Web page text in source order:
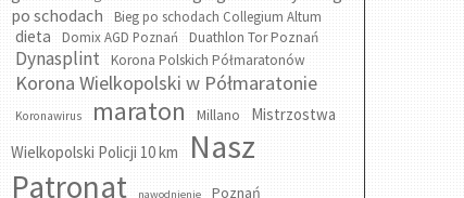
po schodach
Bieg po schodach Collegium Altum
dieta Domix AGD Poznań Duathlon Tor Poznań
Dynasplint Korona Polskich Półmaratonów
Korona Wielkopolski w Półmaratonie
Koronawirus maraton Millano
Mistrzostwa
Wielkopolski Policji 10 km
Nasz
Patronat
nawodnienie Poznań